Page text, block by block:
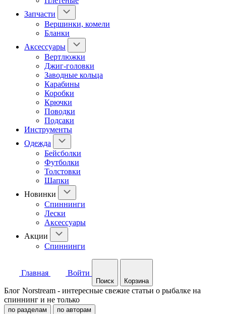
Запчасти
Вершинки, комели
Бланки
Аксессуары
Вертлюжки
Джиг-головки
Заводные кольца
Карабины
Коробки
Крючки
Поводки
Подсаки
Инструменты
Одежда
Бейсболки
Футболки
Толстовки
Шапки
Новинки
Спиннинги
Лески
Аксессуары
Акции
Спиннинги
Главная Войти
Поиск Корзина
Блог Norstream - интересные свежие статьи о рыбалке на
спиннинг и не только
по разделам по авторам